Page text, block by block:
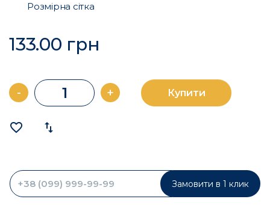
Розмірна сітка
133.00 грн
- + Купити
favorite_border import_export
Замовити в 1 клик